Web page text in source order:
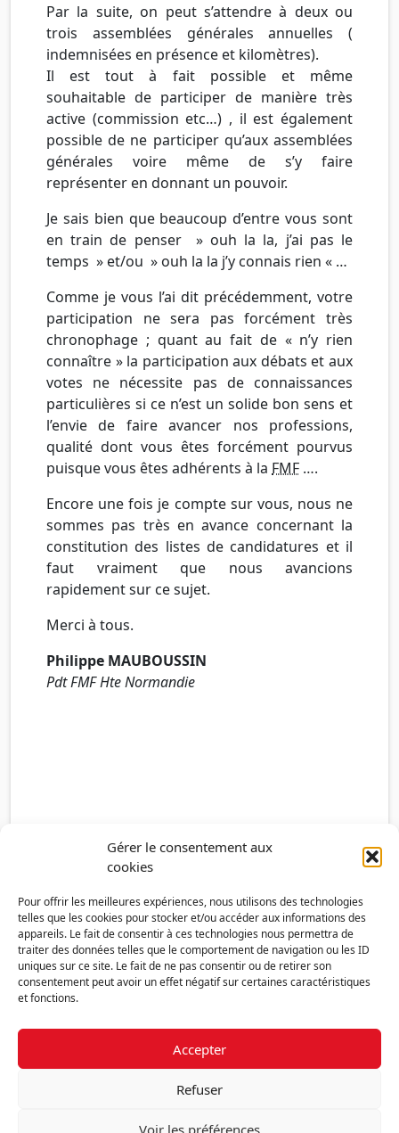
Gérer le consentement aux
cookies
Pour offrir les meilleures expériences, nous utilisons des technologies
telles que les cookies pour stocker et/ou accéder aux informations des
appareils. Le fait de consentir à ces technologies nous permettra de
traiter des données telles que le comportement de navigation ou les ID
uniques sur ce site. Le fait de ne pas consentir ou de retirer son
consentement peut avoir un effet négatif sur certaines caractéristiques
et fonctions.
Accepter
Refuser
Voir les préférences
Par la suite, on peut s’attendre à deux ou
trois assemblées générales annuelles (
indemnisées en présence et kilomètres).
Il est tout à fait possible et même
souhaitable de participer de manière très
active (commission etc…) , il est également
possible de ne participer qu’aux assemblées
générales voire même de s’y faire
représenter en donnant un pouvoir.
Je sais bien que beaucoup d’entre vous sont
en train de penser » ouh la la, j’ai pas le
temps » et/ou » ouh la la j’y connais rien « …
Comme je vous l’ai dit précédemment, votre
participation ne sera pas forcément très
chronophage ; quant au fait de « n’y rien
connaître » la participation aux débats et aux
votes ne nécessite pas de connaissances
particulières si ce n’est un solide bon sens et
l’envie de faire avancer nos professions,
qualité dont vous êtes forcément pourvus
puisque vous êtes adhérents à la FMF ….
Encore une fois je compte sur vous, nous ne
sommes pas très en avance concernant la
constitution des listes de candidatures et il
faut vraiment que nous avancions
rapidement sur ce sujet.
Merci à tous.
Philippe MAUBOUSSIN
Pdt FMF Hte Normandie
Politique de confidentialité
RGPD
Nous contacter